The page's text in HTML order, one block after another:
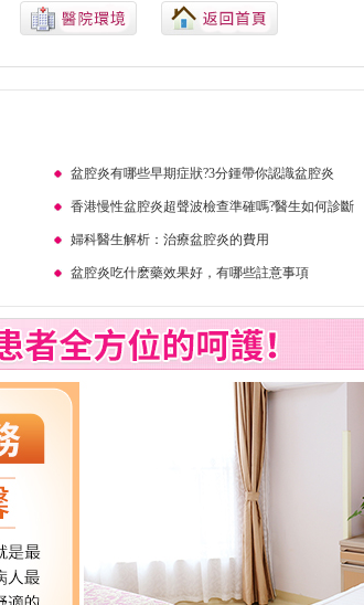
盆腔炎有哪些早期症狀?3分鍾帶你認識盆腔炎
香港慢性盆腔炎超聲波檢查準確嗎?醫生如何診斷
婦科醫生解析：治療盆腔炎的費用
盆腔炎吃什麽藥效果好，有哪些註意事項